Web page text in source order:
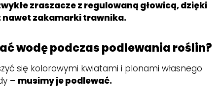
zraszacze z regulowaną głowicą, dzięki
zakamarki trawnika.
wodę podczas podlewania roślin?
się kolorowymi kwiatami i plonami własnego
– musimy je podlewać.